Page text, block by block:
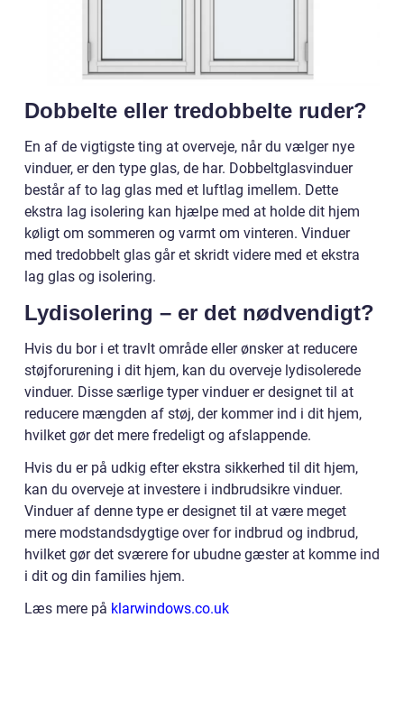
Dobbelte eller tredobbelte ruder?
En af de vigtigste ting at overveje, når du vælger nye
vinduer, er den type glas, de har. Dobbeltglasvinduer
består af to lag glas med et luftlag imellem. Dette
ekstra lag isolering kan hjælpe med at holde dit hjem
køligt om sommeren og varmt om vinteren. Vinduer
med tredobbelt glas går et skridt videre med et ekstra
lag glas og isolering.
Lydisolering – er det nødvendigt?
Hvis du bor i et travlt område eller ønsker at reducere
støjforurening i dit hjem, kan du overveje lydisolerede
vinduer. Disse særlige typer vinduer er designet til at
reducere mængden af støj, der kommer ind i dit hjem,
hvilket gør det mere fredeligt og afslappende.
Hvis du er på udkig efter ekstra sikkerhed til dit hjem,
kan du overveje at investere i indbrudsikre vinduer.
Vinduer af denne type er designet til at være meget
mere modstandsdygtige over for indbrud og indbrud,
hvilket gør det sværere for ubudne gæster at komme ind
i dit og din families hjem.
Læs mere på klarwindows.co.uk